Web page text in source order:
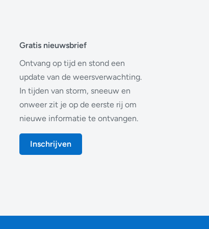
Gratis nieuwsbrief
Ontvang op tijd en stond een
update van de weersverwachting.
In tijden van storm, sneeuw en
onweer zit je op de eerste rij om
nieuwe informatie te ontvangen.
Inschrijven